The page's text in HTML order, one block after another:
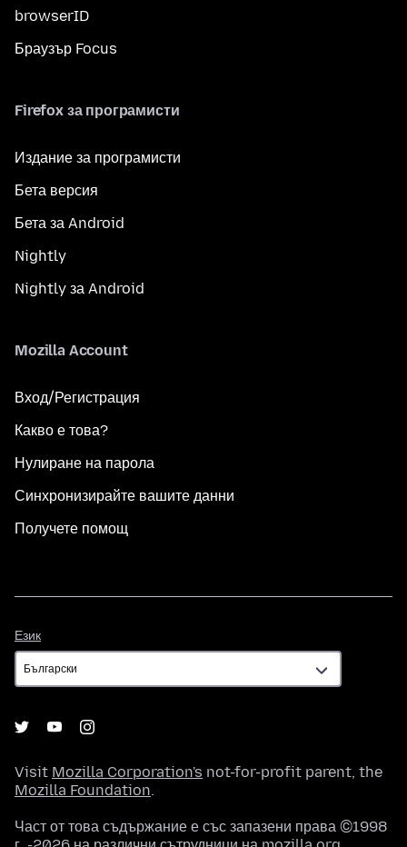
browserID
Браузър Focus
Firefox за програмисти
Издание за програмисти
Бета версия
Бета за Android
Nightly
Nightly за Android
Mozilla Account
Вход/Регистрация
Какво е това?
Нулиране на парола
Синхронизирайте вашите данни
Получете помощ
Език
Visit Mozilla Corporation's not-for-profit parent, the
Mozilla Foundation.
Част от това съдържание е със запазени права ©1998